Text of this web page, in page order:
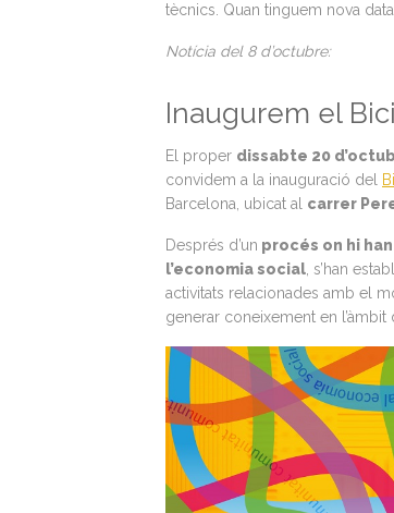
tècnics. Quan tinguem nova
Notícia del 8 d’octubre:
Inaugurem el
El proper dissabte 20
convidem a la inauguració del
Barcelona, ubicat al carrer
Després d’un procés on hi
l’economia social , s’han
activitats relacionades amb el
generar coneixement en